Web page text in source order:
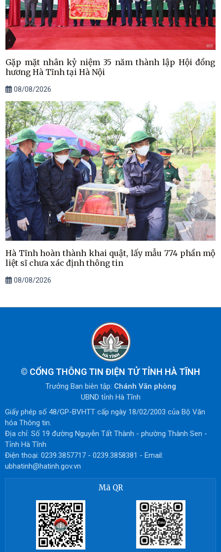
Gặp mặt nhân kỷ niệm 35 năm thành lập Hội đồng
hương Hà Tĩnh tại Hà Nội
08/08/2026
Hà Tĩnh hoàn thành khai quật, lấy mẫu 774 phần mộ
liệt sĩ chưa xác định thông tin
08/08/2026
© CỔNG THÔNG TIN ĐIỆN TỬ TỈNH HÀ TĨNH
Trưởng Ban biên tập: Chánh Văn phòng
UBND tỉnh Hà Tĩnh
Giấy phép số 48/GP-BVHTT cấp ngày 18/02/2003 của Bộ Văn
hóa Thông tin.
Địa chỉ: Số 19 đường Nguyễn Tất Thành - phường Thành Sen -
Tỉnh Hà Tĩnh
Điện thoại: 0239.3857717 - 0239.3858381 - Email:
ubhatinh@hatinh.gov.vn
Mã QR